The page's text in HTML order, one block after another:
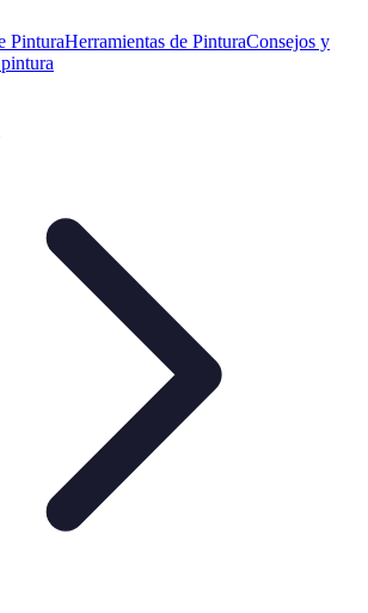
PinturaHerramientas de PinturaConsejos y